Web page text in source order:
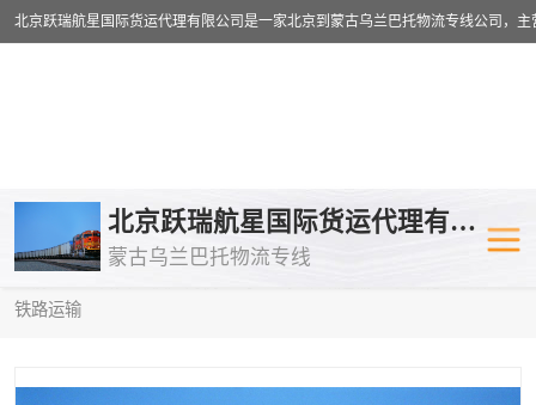
北京跃瑞航星国际货运代理有限公司
蒙古乌兰巴托物流专线
铁路运输
乌兰巴托物流专线 乌兰巴托铁
乌兰巴托公路运输
中欧班列
蒙古乌兰巴托双清包税 蒙古乌兰巴